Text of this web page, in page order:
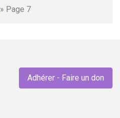
» Page 7
Adhérer - Faire un don